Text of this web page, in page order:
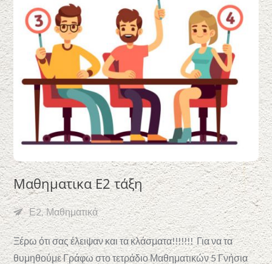
Μαθηματικα Ε2 τάξη
Ε2 Μαθηματικά
Ξέρω ότι σας έλειψαν και τα κλάσματα!!!!!!! Για να τα
θυμηθούμε Γράφω στο τετράδιο Μαθηματικών 5 Γνήσια